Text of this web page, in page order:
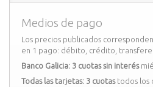
Medios de pago
Los precios publicados
en 1 pago: débito, crédito,
Banco Galicia: 3 cuotas sin interés
Todas las tarjetas: 3 cuotastodos los